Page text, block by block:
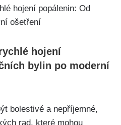
​hojení
bylin po moderní
bolestivé a nepříjemné,​
‌rad, ‍které mohou